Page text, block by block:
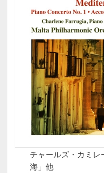
チャールズ・カミレ
海」他